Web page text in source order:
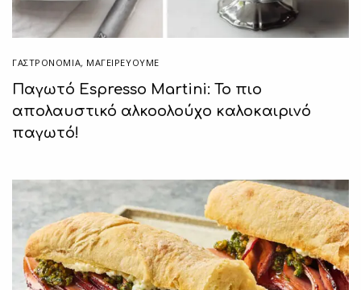
ΓΑΣΤΡΟΝΟΜΙΑ, ΜΑΓΕΙΡΕΎΟΥΜΕ
Παγωτό Espresso Martini: Το πιο
απολαυστικό αλκοολούχο καλοκαιρινό
παγωτό!